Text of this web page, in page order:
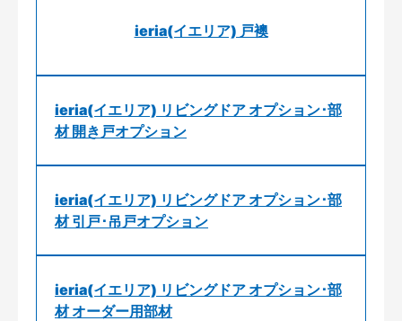
ieria(イエリア) 戸襖
ieria(イエリア) リビングドア オプション･部
材 開き戸オプション
ieria(イエリア) リビングドア オプション･部
材 引戸･吊戸オプション
ieria(イエリア) リビングドア オプション･部
材 オーダー用部材